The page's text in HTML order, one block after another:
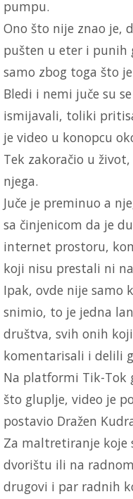
pumpu.
Ono što nije znao je,
pušten u eter i
samo zbog toga što
Bledi i nemi juče su
ismijavali, toliki
je video u konopcu
Tek zakoračio u
njega.
Juče je preminuo a
sa činjenicom da je
internet prostoru,
koji nisu prestali ni
Ipak, ovde nije samo
snimio, to je jedna
društva, svih onih
komentarisali i delili
Na platformi Tik-Tok
što gluplje, video je
postavio Dražen
Za maltretiranje koje
dvorištu ili na
drugovi i par radnih